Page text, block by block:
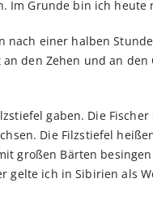
Im Grunde bin ich heute
einer halben
den Zehen und an
gaben. Die
Die Filzstiefel
großen Bärten
gelte ich in Sibirien als